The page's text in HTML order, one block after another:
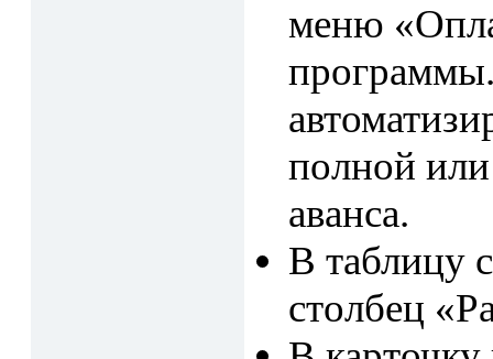
меню
полной или
аванса.
В таблицу
столбец